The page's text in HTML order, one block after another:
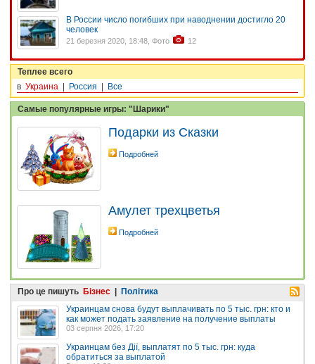
В России число погибших при наводнении достигло 20
человек
21 березня 2020, 18:48, Фото 12
Теплее всего
в Украина Россия Все
Самые популярные игры: "Шарики"
Подарки из Сказки
Подробней
Амулет трехцветья
Подробней
Про це пишуть Бізнес
Політика
Украинцам снова будут выплачивать по 5 тыс. грн: кто и
как может подать заявление на получение выплаты
03 серпня 2026, 17:20
Украинцам без Дії, выплатят по 5 тыс. грн: куда
обратиться за выплатой